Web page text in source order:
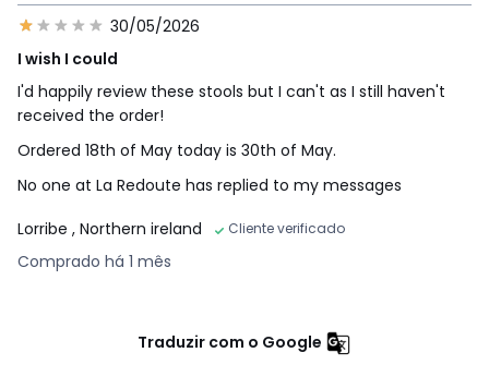
30/05/2026
I wish I could
I'd happily review these stools but I can't as I still haven't
received the order!
Ordered 18th of May today is 30th of May.
No one at La Redoute has replied to my messages
Lorribe , Northern ireland Cliente verificado
Comprado há 1 mês
Traduzir com o Google